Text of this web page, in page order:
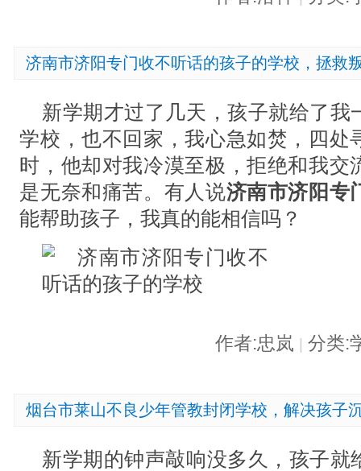
济南市济阳专门收不听话的孩子的学校，拯救
新学期才过了几天，孩子就给了我
学校，也不回家，我心急如焚，四处
时，他却对我冷漠至极，拒绝和我交
是无奈和痛苦。有人说济南市济阳专
能帮助孩子，我真的能相信吗？
作者:忠岚 | 分类:
烟台市莱山不良少年管教封闭学校，解决孩子
新学期的钟声敲响没多久，孩子就